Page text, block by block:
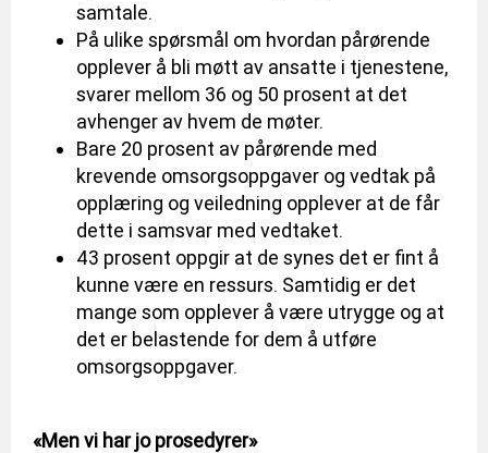
samtale.
På ulike spørsmål om hvordan pårørende
opplever å bli møtt av ansatte i tjenestene,
svarer mellom 36 og 50 prosent at det
avhenger av hvem de møter.
Bare 20 prosent av pårørende med
krevende omsorgsoppgaver og vedtak på
opplæring og veiledning opplever at de får
dette i samsvar med vedtaket.
43 prosent oppgir at de synes det er fint å
kunne være en ressurs. Samtidig er det
mange som opplever å være utrygge og at
det er belastende for dem å utføre
omsorgsoppgaver.
«Men vi har jo prosedyrer»